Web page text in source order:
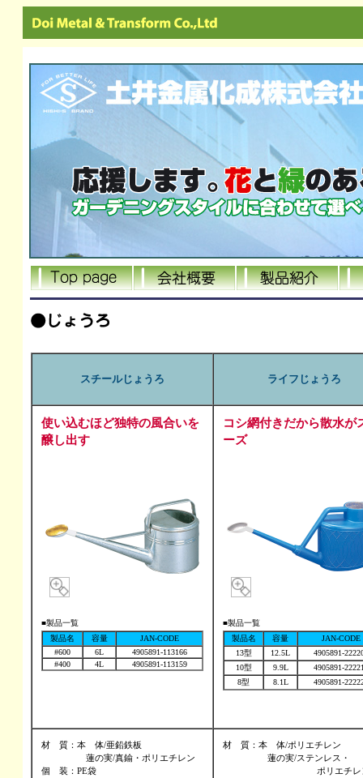
スチールじょうろ ライフじょうろ
使い込むほど独特の風合いを
醸し出す
■製品一覧
製品名
容量
JAN-CODE
#600
6L
4905891-113166
#400
4L 4905891-113159
コシ網付きだから散水が
ーズ
■製品一覧
製品名
容量
JAN-CODE
13型
12.5L
4905891-
10型
9.9L
4905891-
8型
8.1L 4905891-
材 質：本 体/亜鉛鉄板
蓮の実/真鍮・ポリエチレン
個 装：PE袋
材 質：本 体/ポリエチレン
蓮の実/ステンレス・
ポリエチレ